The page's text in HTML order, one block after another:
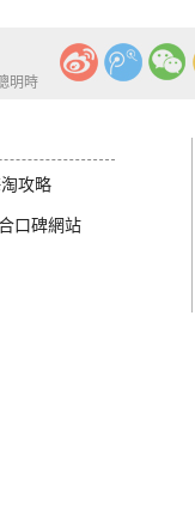
明時
攻略
口碑網站